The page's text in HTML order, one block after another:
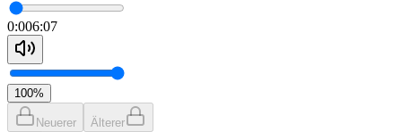
0:006:07
100%
Neuerer Älterer